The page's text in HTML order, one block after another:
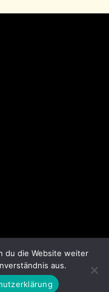
WordPress and
by Superb
du die Website weiter
aus.